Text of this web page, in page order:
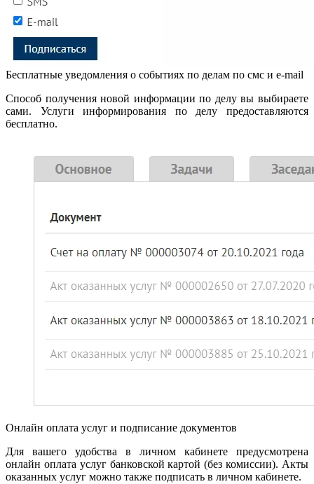
Бесплатные уведомления о событиях по делам по смс и e-mail
Способ получения новой информации по делу вы выбираете
сами. Услуги информирования по делу предоставляются
бесплатно.
Онлайн оплата услуг и подписание документов
Для вашего удобства в личном кабинете предусмотрена
онлайн оплата услуг банковской картой (без комиссии). Акты
оказанных услуг можно также подписать в личном кабинете.